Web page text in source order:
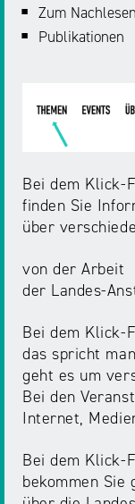
Zum Nachlesen
Publikationen
Bei dem Klick-
finden Sie
über
von der Arbeit
der Landes-
Bei dem Klick-
das spricht
geht es um
Bei den
Internet,
Bei dem Klick-
bekommen Sie